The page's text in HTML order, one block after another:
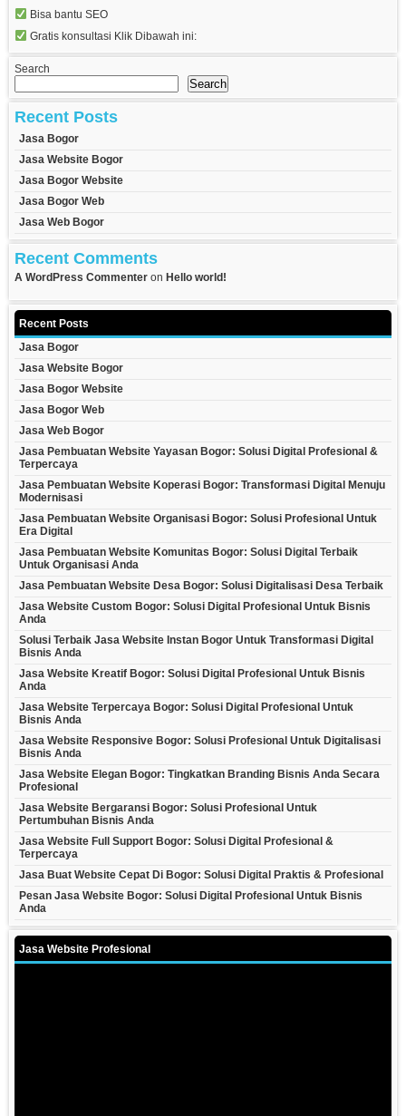
Bisa bantu SEO
Gratis konsultasi Klik Dibawah ini:
Search
Search
Recent Posts
Jasa Bogor
Jasa Website Bogor
Jasa Bogor Website
Jasa Bogor Web
Jasa Web Bogor
Recent Comments
A WordPress Commenter on Hello world!
Recent Posts
Jasa Bogor
Jasa Website Bogor
Jasa Bogor Website
Jasa Bogor Web
Jasa Web Bogor
Jasa Pembuatan Website Yayasan Bogor: Solusi Digital Profesional &
Terpercaya
Jasa Pembuatan Website Koperasi Bogor: Transformasi Digital Menuju
Modernisasi
Jasa Pembuatan Website Organisasi Bogor: Solusi Profesional Untuk
Era Digital
Jasa Pembuatan Website Komunitas Bogor: Solusi Digital Terbaik
Untuk Organisasi Anda
Jasa Pembuatan Website Desa Bogor: Solusi Digitalisasi Desa Terbaik
Jasa Website Custom Bogor: Solusi Digital Profesional Untuk Bisnis
Anda
Solusi Terbaik Jasa Website Instan Bogor Untuk Transformasi Digital
Bisnis Anda
Jasa Website Kreatif Bogor: Solusi Digital Profesional Untuk Bisnis
Anda
Jasa Website Terpercaya Bogor: Solusi Digital Profesional Untuk
Bisnis Anda
Jasa Website Responsive Bogor: Solusi Profesional Untuk Digitalisasi
Bisnis Anda
Jasa Website Elegan Bogor: Tingkatkan Branding Bisnis Anda Secara
Profesional
Jasa Website Bergaransi Bogor: Solusi Profesional Untuk
Pertumbuhan Bisnis Anda
Jasa Website Full Support Bogor: Solusi Digital Profesional &
Terpercaya
Jasa Buat Website Cepat Di Bogor: Solusi Digital Praktis & Profesional
Pesan Jasa Website Bogor: Solusi Digital Profesional Untuk Bisnis
Anda
Jasa Website Profesional